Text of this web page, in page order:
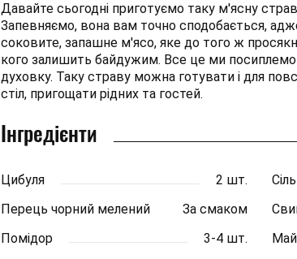
Давайте сьогодні приготуємо таку м'ясну
Запевняємо, вона вам точно сподобається,
соковите, запашне м'ясо, яке до того ж
кого залишить байдужим. Все це ми
духовку. Таку страву можна готувати і для
стіл, пригощати рідних та гостей.
Інгредієнти
Цибуля 2 шт. Сіль
Перець чорний мелений
За смаком
Помідор
3-4 шт.